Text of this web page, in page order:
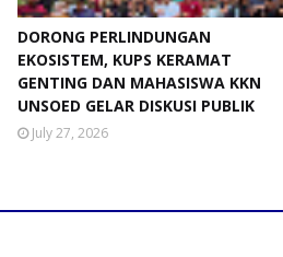
DORONG PERLINDUNGAN
EKOSISTEM, KUPS KERAMAT
GENTING DAN MAHASISWA KKN
UNSOED GELAR DISKUSI PUBLIK
July 27, 2026